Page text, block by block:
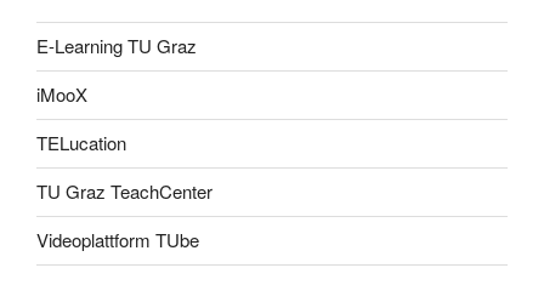
E-Learning TU Graz
iMooX
TELucation
TU Graz TeachCenter
Videoplattform TUbe